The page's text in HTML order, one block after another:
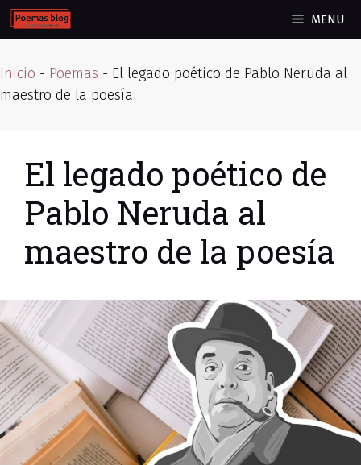
Skip
to
MENU
Inicio - Poemas - El legado poético de Pablo Neruda al
maestro de la poesía
El legado poético de
Pablo Neruda al
maestro de la poesía